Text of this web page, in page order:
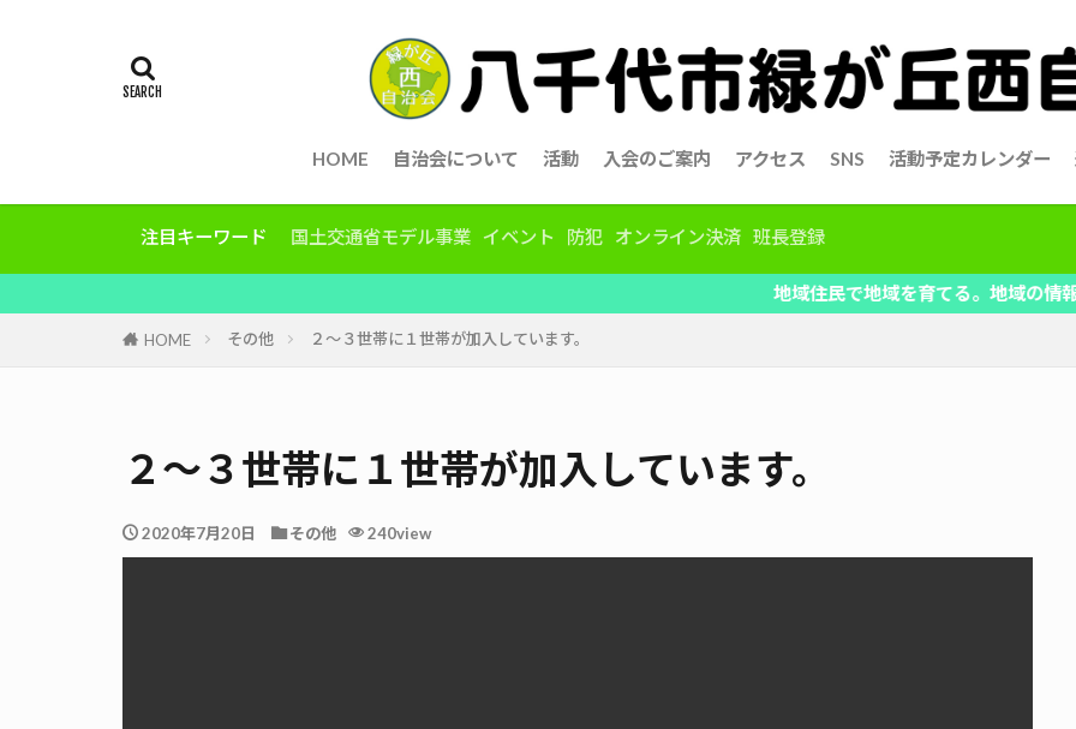
HOME 自治会について 活動 入会のご案内 アクセス SNS 活動予定カレンダー
注目キーワード 国土交通省モデル事業 イベント 防犯 オンライン決済 班長登録
地域住民で地域を育てる。地域の情報を共有、自治
HOME その他 ２〜３世帯に１世帯が加入しています。
２〜３世帯に１世帯が加入しています。
2020年7月20日 その他 240view